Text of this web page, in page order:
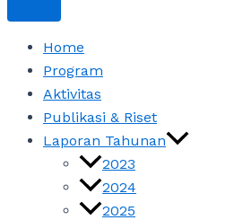
Home
Program
Aktivitas
Publikasi & Riset
Laporan Tahunan
2023
2024
2025